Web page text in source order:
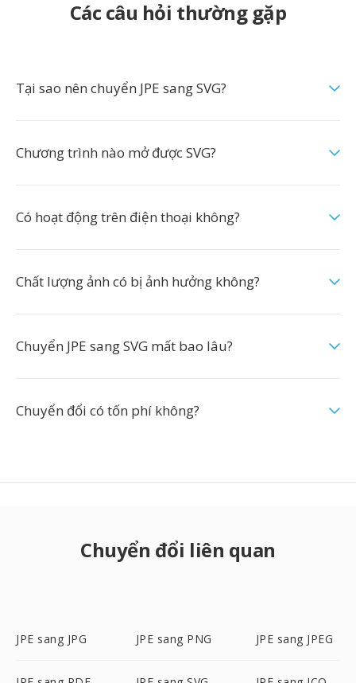
Các câu hỏi thường gặp
Tại sao nên chuyển JPE sang SVG?
Chương trình nào mở được SVG?
Có hoạt động trên điện thoại không?
Chất lượng ảnh có bị ảnh hưởng không?
Chuyển JPE sang SVG mất bao lâu?
Chuyển đổi có tốn phí không?
Chuyển đổi liên quan
JPE sang JPG JPE sang PNG JPE sang JPEG